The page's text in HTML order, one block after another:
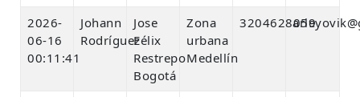
2026-
06-16
00:11:41
Johann
Rodríguez
Jose
Félix
Restrepo
Bogotá
Zona
urbana
Medellín
3204628059